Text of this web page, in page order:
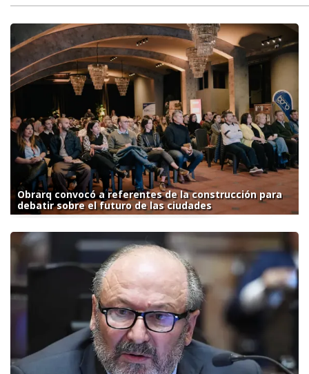
Obrarq convocó a referentes de la construcción para
debatir sobre el futuro de las ciudades